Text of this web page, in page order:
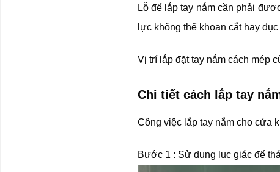
Lỗ để lắp tay nắm cần phải
lực không thể khoan cắt hay
Vị trí lắp đặt tay nắm cách mép
Chi tiết cách lắp tay
Công việc lắp tay nắm cho cửa
Bước 1 : Sử dụng lục giác để